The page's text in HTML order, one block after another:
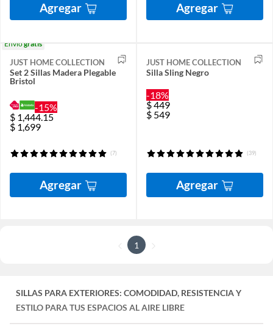
Agregar Agregar
Envíogratis
JUST HOME COLLECTION
Set 2 Sillas Madera Plegable
Bristol
-15%
$ 1,444.15
$ 1,699
(7)
Agregar
JUST HOME COLLECTION
Silla Sling Negro
-18%
$449
$ 549
(39)
Agregar
1
SILLAS PARA EXTERIORES: COMODIDAD, RESISTENCIA Y
ESTILO PARA TUS ESPACIOS AL AIRE LIBRE